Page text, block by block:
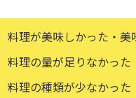
料理が美味しかった・美
料理の量が足りなかった
料理の種類が少なかった